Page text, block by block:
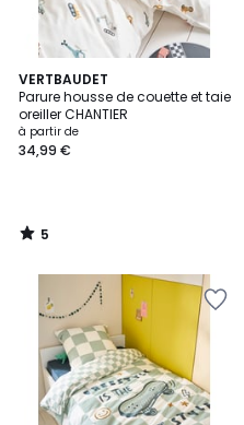
VERTBAUDET
Parure housse de couette et taie
oreiller CHANTIER
à partir de
34,99 €
5
/
5
5
/